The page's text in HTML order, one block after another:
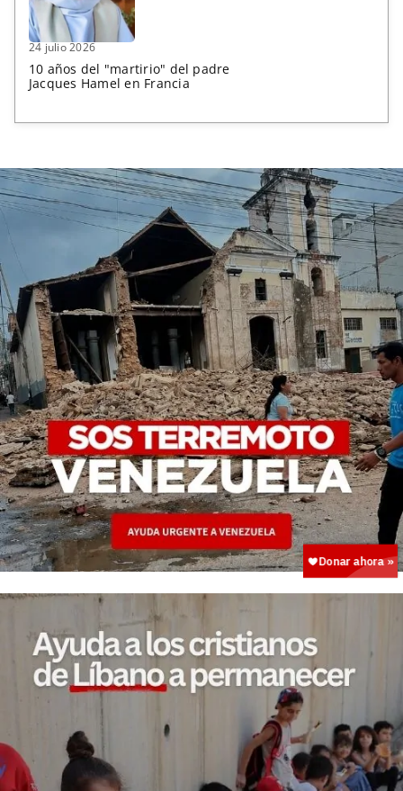
24 julio 2026
10 años del "martirio" del padre
Jacques Hamel en Francia